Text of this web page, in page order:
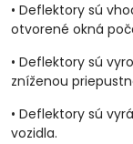
• Deflektory sú
otvorené okná
• Deflektory sú
zníženou
• Deflektory sú
vozidla.